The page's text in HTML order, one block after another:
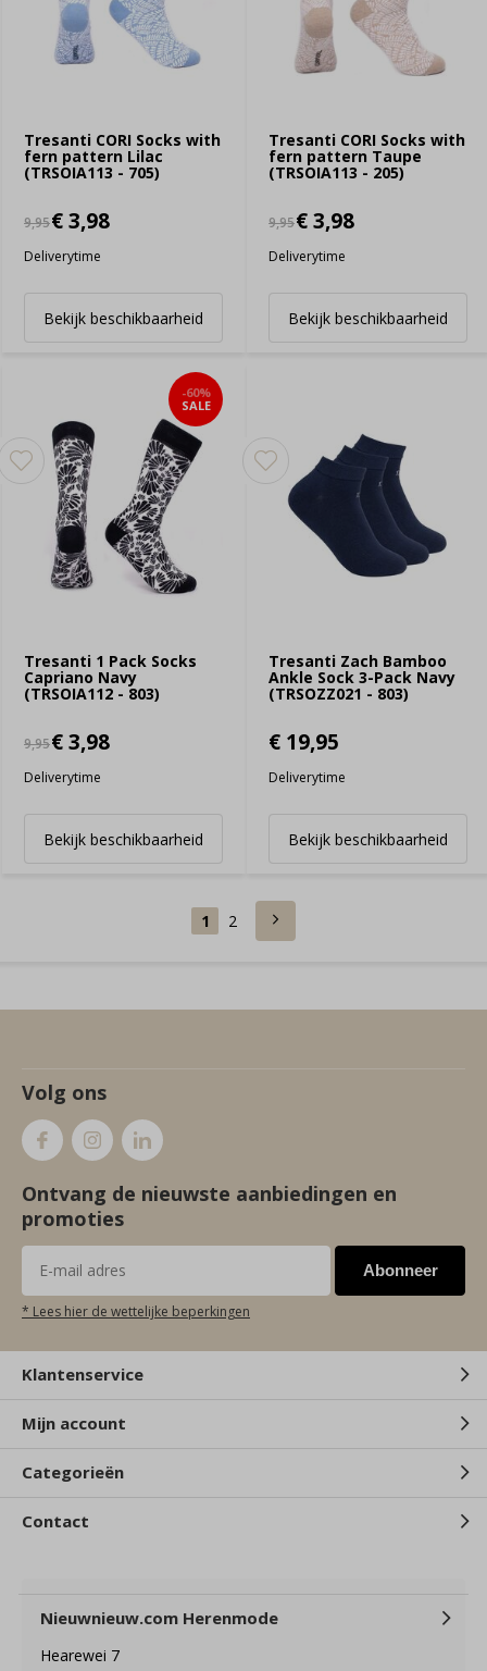
Tresanti CORI Socks with
fern pattern Lilac
(TRSOIA113 - 705)
9,95€ 3,98
Deliverytime
Bekijk beschikbaarheid
Tresanti CORI Socks with
fern pattern Taupe
(TRSOIA113 - 205)
9,95€ 3,98
Deliverytime
Bekijk beschikbaarheid
Tresanti 1 Pack Socks
Capriano Navy
(TRSOIA112 - 803)
-60%
SALE
9,95€ 3,98
Deliverytime
Bekijk beschikbaarheid
Tresanti Zach Bamboo
Ankle Sock 3-Pack Navy
(TRSOZZ021 - 803)
€ 19,95
Deliverytime
Bekijk beschikbaarheid
1 2
Volg ons
Ontvang de nieuwste aanbiedingen en
promoties
Abonneer
* Lees hier de wettelijke beperkingen
Klantenservice
Mijn account
Categorieën
Contact
Nieuwnieuw.com Herenmode
Hearewei 7